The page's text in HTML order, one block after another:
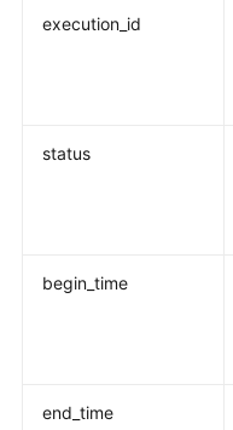
execution_id
status
begin_time
end_time